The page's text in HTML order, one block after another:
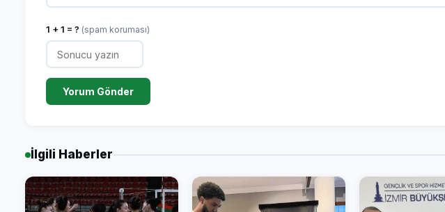
1 + 1 = ? (spam koruması)
Yorum Gönder
İlgili Haberler